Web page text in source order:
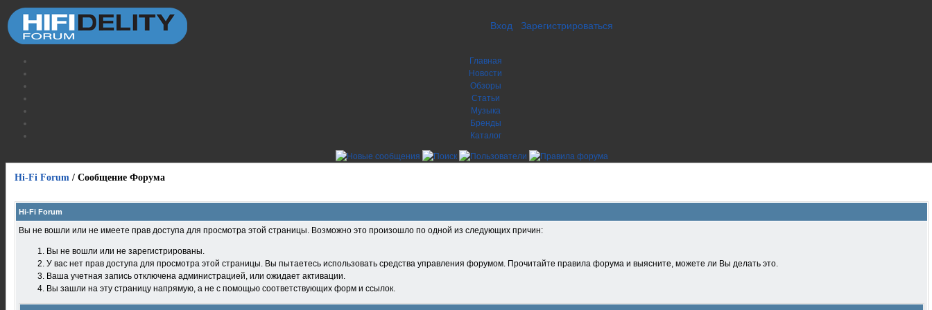
Вход Зарегистрироваться
Главная
Новости
Обзоры
Статьи
Музыка
Бренды
Каталог
Hi-Fi Forum / Сообщение Форума
Hi-Fi Forum
Вы не вошли или не имеете прав доступа для просмотра этой страницы. Возможно это произошло по одной из следующих причин:
Вы не вошли или не зарегистрированы.
У вас нет прав доступа для просмотра этой страницы. Вы пытаетесь использовать средства управления форумом. Прочитайте правила форума и выясните, можете ли Вы делать это.
Ваша учетная запись отключена администрацией, или ожидает активации.
Вы зашли на эту страницу напрямую, а не с помощью соответствующих форм и ссылок.